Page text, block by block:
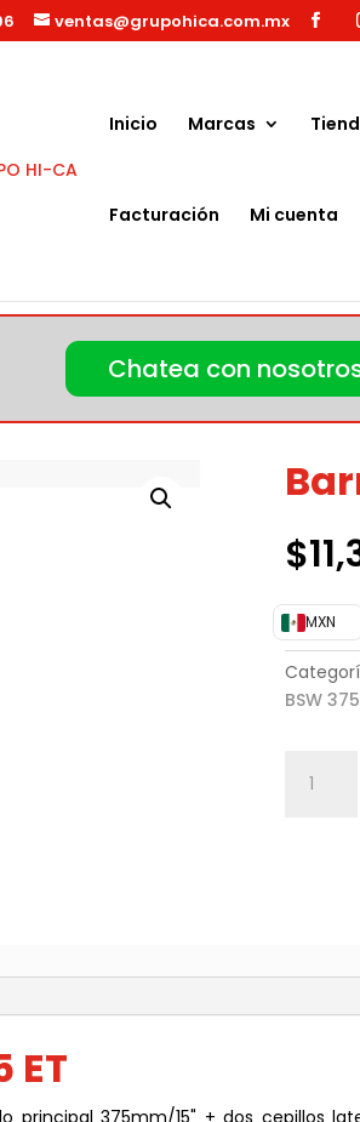
ventas@grupohica.com.mx
Inicio Marcas
Facturación Mi cuenta
Chatea con
$
MXN
BSW
BSW
ET